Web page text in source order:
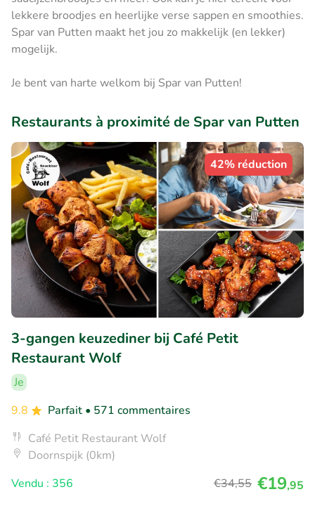
lekkere broodjes en heerlijke verse sappen en smoothies.
Spar van Putten maakt het jou zo makkelijk (en lekker)
mogelijk.
Je bent van harte welkom bij Spar van Putten!
Restaurants à proximité de Spar van Putten
42% réduction
3-gangen keuzediner bij Café Petit
Restaurant Wolf
Je
9.8
Parfait • 571 commentaires
Café Petit Restaurant Wolf
Doornspijk (0km)
Vendu : 356
€34,55 €19,95